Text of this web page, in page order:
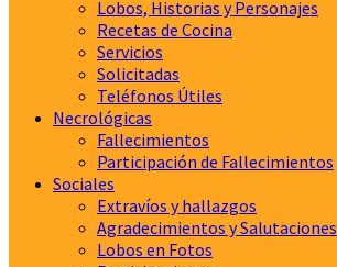
Lobos, Historias y Personajes
Recetas de Cocina
Servicios
Solicitadas
Teléfonos Útiles
Necrológicas
Fallecimientos
Participación de Fallecimientos
Sociales
Extravíos y hallazgos
Agradecimientos y Salutaciones
Lobos en Fotos